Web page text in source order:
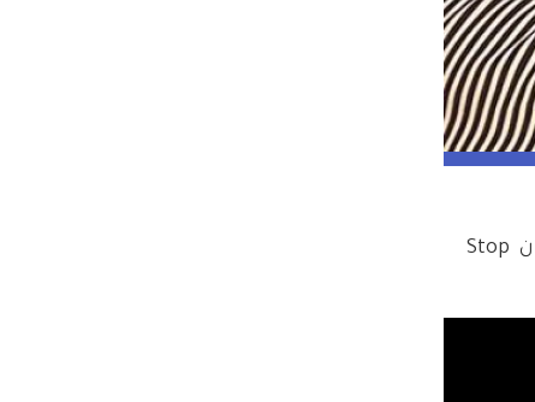
بعد إصدار أغنيتها الأخيرة How to be Lonely، اطلقت ريتا أورا خط جديد للأزياء من وحي فيروس الكورونا بعنوان Stop